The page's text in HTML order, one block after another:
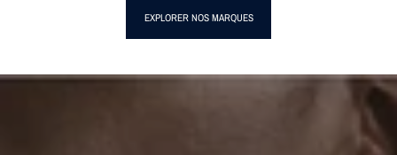
EXPLORER NOS MARQUES